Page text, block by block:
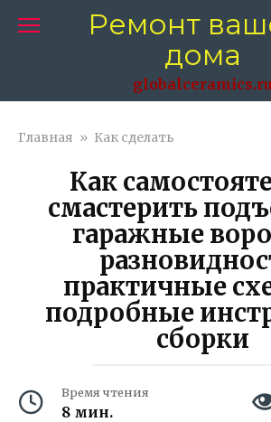
Ремонт
дома
Главная » Как сделать
Как
смастерить
гаражные
практичные
подробные
сборки
Время чтения
8 мин.